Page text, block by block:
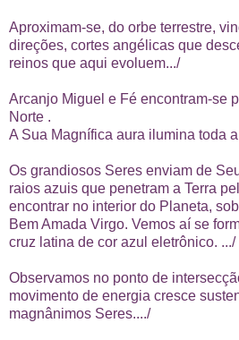
Aproximam-se, do orbe terrestre,
direções, cortes angélicas que
reinos que aqui evoluem.../
Arcanjo Miguel e Fé encontram-se
Norte .
A Sua Magnífica aura ilumina toda
Os grandiosos Seres enviam de
raios azuis que penetram a Terra
encontrar no interior do Planeta,
Bem Amada Virgo. Vemos aí se
cruz latina de cor azul eletrônico. .../
Observamos no ponto de
movimento de energia cresce
magnânimos Seres..../